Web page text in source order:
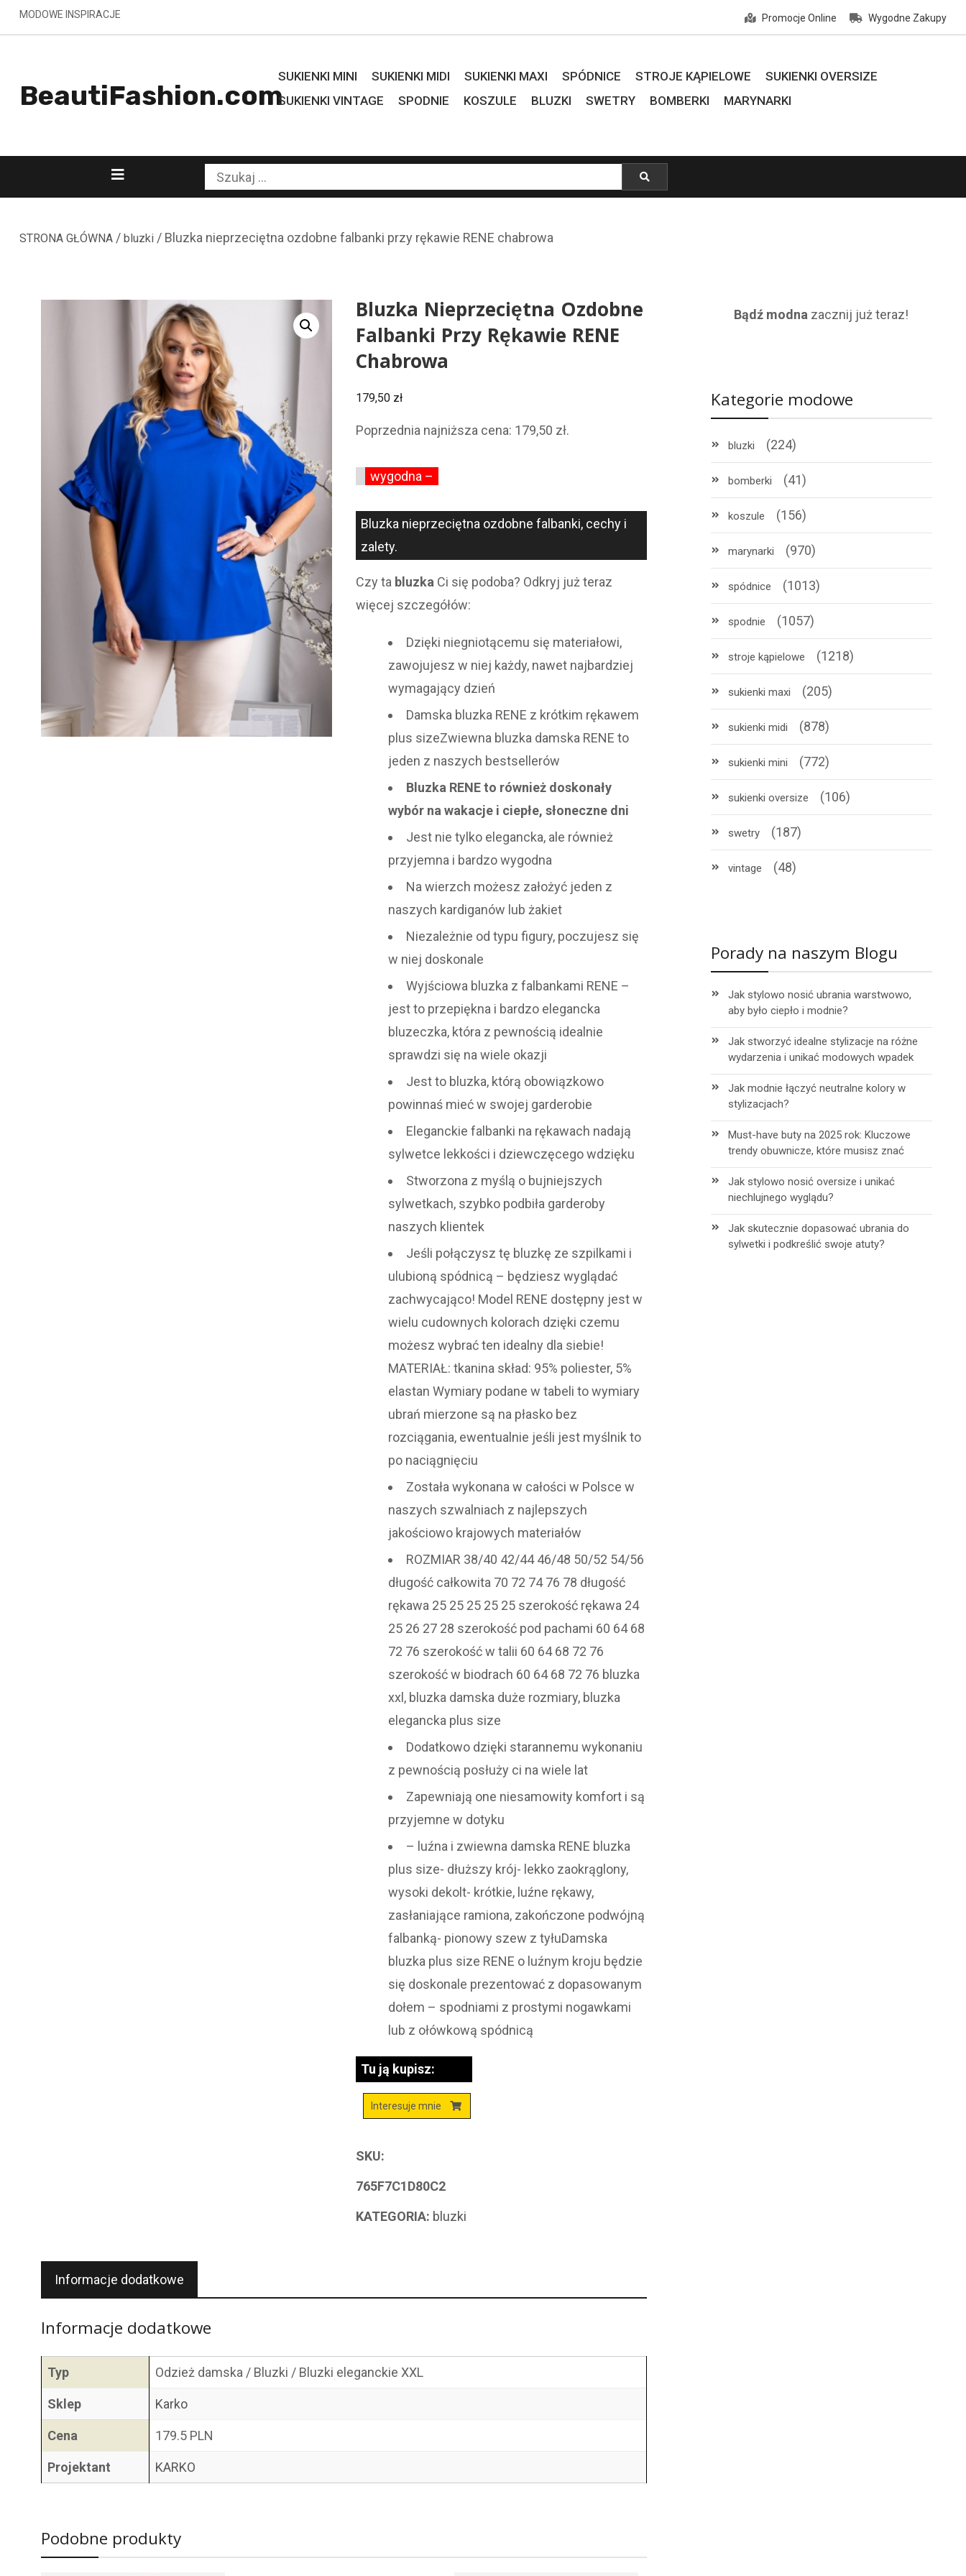
Skip
to
MODOWE INSPIRACJE Promocje Online Wygodne Zakupy
BeautiFashion.com
SUKIENKI MINI SUKIENKI MIDI SUKIENKI MAXI SPÓDNICE STROJE KĄPIELOWE
SUKIENKI OVERSIZE
SUKIENKI VINTAGE
SPODNIE KOSZULE BLUZKI SWETRY BOMBERKI MARYNARKI
Szukaj:
STRONA GŁÓWNA/ bluzki/ Bluzka nieprzeciętna ozdobne falbanki przy rękawie RENE chabrowa
Bluzka Nieprzeciętna Ozdobne
Falbanki Przy Rękawie RENE
Chabrowa
179,50 zł
Poprzednia najniższa cena: 179,50 zł.
wygodna –
Bluzka nieprzeciętna ozdobne falbanki, cechy i
zalety.
Czy ta bluzka Ci się podoba? Odkryj już teraz
więcej szczegółów:
Dzięki niegniotącemu się materiałowi,
zawojujesz w niej każdy, nawet najbardziej
wymagający dzień
Damska bluzka RENE z krótkim rękawem
plus sizeZwiewna bluzka damska RENE to
jeden z naszych bestsellerów
Bluzka RENE to również doskonały
wybór na wakacje i ciepłe, słoneczne dni
Jest nie tylko elegancka, ale również
przyjemna i bardzo wygodna
Na wierzch możesz założyć jeden z
naszych kardiganów lub żakiet
Niezależnie od typu figury, poczujesz się
w niej doskonale
Wyjściowa bluzka z falbankami RENE –
jest to przepiękna i bardzo elegancka
bluzeczka, która z pewnością idealnie
sprawdzi się na wiele okazji
Jest to bluzka, którą obowiązkowo
powinnaś mieć w swojej garderobie
Eleganckie falbanki na rękawach nadają
sylwetce lekkości i dziewczęcego wdzięku
Stworzona z myślą o bujniejszych
sylwetkach, szybko podbiła garderoby
naszych klientek
Jeśli połączysz tę bluzkę ze szpilkami i
ulubioną spódnicą – będziesz wyglądać
zachwycająco! Model RENE dostępny jest w
wielu cudownych kolorach dzięki czemu
możesz wybrać ten idealny dla siebie!
MATERIAŁ: tkanina skład: 95% poliester, 5%
elastan Wymiary podane w tabeli to wymiary
ubrań mierzone są na płasko bez
rozciągania, ewentualnie jeśli jest myślnik to
po naciągnięciu
Została wykonana w całości w Polsce w
naszych szwalniach z najlepszych
jakościowo krajowych materiałów
ROZMIAR 38/40 42/44 46/48 50/52 54/56
długość całkowita 70 72 74 76 78 długość
rękawa 25 25 25 25 25 szerokość rękawa 24
25 26 27 28 szerokość pod pachami 60 64 68
72 76 szerokość w talii 60 64 68 72 76
szerokość w biodrach 60 64 68 72 76 bluzka
xxl, bluzka damska duże rozmiary, bluzka
elegancka plus size
Dodatkowo dzięki starannemu wykonaniu
z pewnością posłuży ci na wiele lat
Zapewniają one niesamowity komfort i są
przyjemne w dotyku
– luźna i zwiewna damska RENE bluzka
plus size- dłuższy krój- lekko zaokrąglony,
wysoki dekolt- krótkie, luźne rękawy,
zasłaniające ramiona, zakończone podwójną
falbanką- pionowy szew z tyłuDamska
bluzka plus size RENE o luźnym kroju będzie
się doskonale prezentować z dopasowanym
dołem – spodniami z prostymi nogawkami
lub z ołówkową spódnicą
Tu ją kupisz:
Interesuje mnie
SKU:
765F7C1D80C2
KATEGORIA: bluzki
Informacje dodatkowe
Informacje dodatkowe
Typ Odzież damska / Bluzki / Bluzki eleganckie XXL
Sklep Karko
Cena 179.5 PLN
Projektant KARKO
Podobne produkty
Bądź modna zacznij już teraz!
Kategorie modowe
bluzki (224)
bomberki (41)
koszule (156)
marynarki (970)
spódnice (1013)
spodnie (1057)
stroje kąpielowe (1218)
sukienki maxi (205)
sukienki midi (878)
sukienki mini (772)
sukienki oversize (106)
swetry (187)
vintage (48)
Porady na naszym Blogu
Jak stylowo nosić ubrania warstwowo,
aby było ciepło i modnie?
Jak stworzyć idealne stylizacje na różne
wydarzenia i unikać modowych wpadek
Jak modnie łączyć neutralne kolory w
stylizacjach?
Must-have buty na 2025 rok: Kluczowe
trendy obuwnicze, które musisz znać
Jak stylowo nosić oversize i unikać
niechlujnego wyglądu?
Jak skutecznie dopasować ubrania do
sylwetki i podkreślić swoje atuty?